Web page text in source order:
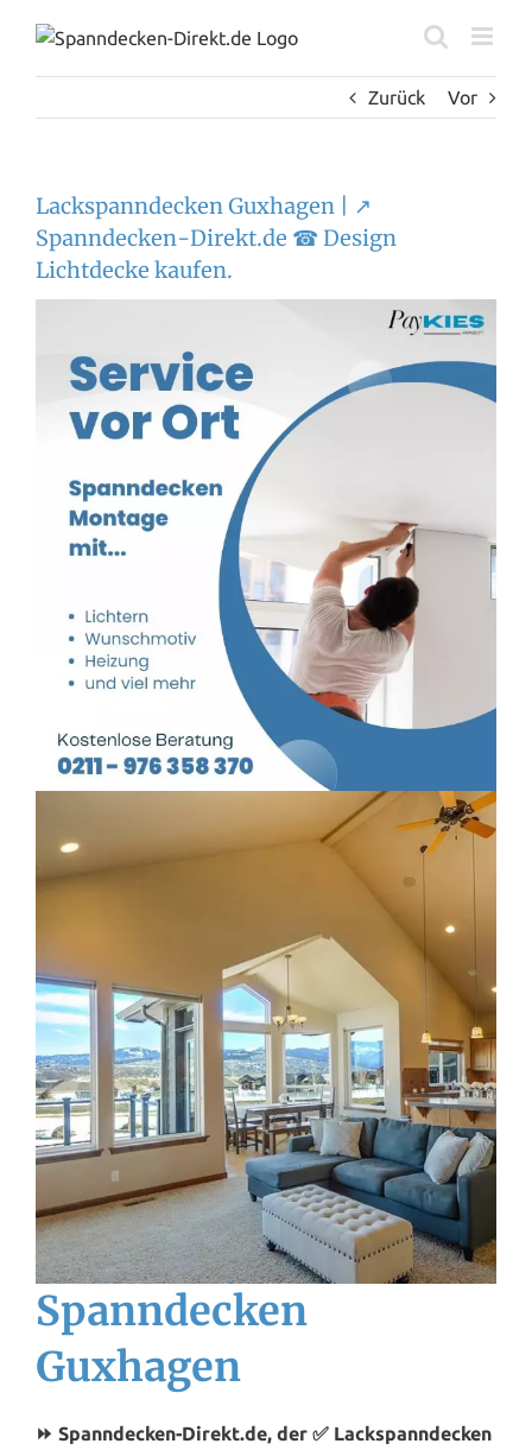
Inhalt
Zurück
Vor
Lackspanndecken Guxhagen | ↗️
Spanndecken-Direkt.de ☎ Design
Lichtdecke kaufen.
Spanndecken
Guxhagen
⏩ Spanndecken-Direkt.de, der ✅ Lackspanndecken